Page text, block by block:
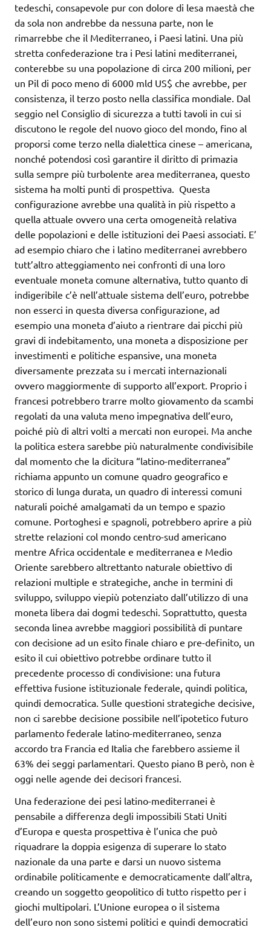
tedeschi, consapevole pur con dolore di lesa maestà che
da sola non andrebbe da nessuna parte, non le
rimarrebbe che il Mediterraneo, i Paesi latini. Una più
stretta confederazione tra i Pesi latini mediterranei,
conterebbe su una popolazione di circa 200 milioni, per
un Pil di poco meno di 6000 mld US$ che avrebbe, per
consistenza, il terzo posto nella classifica mondiale. Dal
seggio nel Consiglio di sicurezza a tutti tavoli in cui si
discutono le regole del nuovo gioco del mondo, fino al
proporsi come terzo nella dialettica cinese – americana,
nonché potendosi così garantire il diritto di primazia
sulla sempre più turbolente area mediterranea, questo
sistema ha molti punti di prospettiva. Questa
configurazione avrebbe una qualità in più rispetto a
quella attuale ovvero una certa omogeneità relativa
delle popolazioni e delle istituzioni dei Paesi associati. E’
ad esempio chiaro che i latino mediterranei avrebbero
tutt’altro atteggiamento nei confronti di una loro
eventuale moneta comune alternativa, tutto quanto di
indigeribile c’è nell’attuale sistema dell’euro, potrebbe
non esserci in questa diversa configurazione, ad
esempio una moneta d’aiuto a rientrare dai picchi più
gravi di indebitamento, una moneta a disposizione per
investimenti e politiche espansive, una moneta
diversamente prezzata su i mercati internazionali
ovvero maggiormente di supporto all’export. Proprio i
francesi potrebbero trarre molto giovamento da scambi
regolati da una valuta meno impegnativa dell’euro,
poiché più di altri volti a mercati non europei. Ma anche
la politica estera sarebbe più naturalmente condivisibile
dal momento che la dicitura “latino-mediterranea”
richiama appunto un comune quadro geografico e
storico di lunga durata, un quadro di interessi comuni
naturali poiché amalgamati da un tempo e spazio
comune. Portoghesi e spagnoli, potrebbero aprire a più
strette relazioni col mondo centro-sud americano
mentre Africa occidentale e mediterranea e Medio
Oriente sarebbero altrettanto naturale obiettivo di
relazioni multiple e strategiche, anche in termini di
sviluppo, sviluppo viepiù potenziato dall’utilizzo di una
moneta libera dai dogmi tedeschi. Soprattutto, questa
seconda linea avrebbe maggiori possibilità di puntare
con decisione ad un esito finale chiaro e pre-definito, un
esito il cui obiettivo potrebbe ordinare tutto il
precedente processo di condivisione: una futura
effettiva fusione istituzionale federale, quindi politica,
quindi democratica. Sulle questioni strategiche decisive,
non ci sarebbe decisione possibile nell’ipotetico futuro
parlamento federale latino-mediterraneo, senza
accordo tra Francia ed Italia che farebbero assieme il
63% dei seggi parlamentari. Questo piano B però, non è
oggi nelle agende dei decisori francesi.
Una federazione dei pesi latino-mediterranei è
pensabile a differenza degli impossibili Stati Uniti
d’Europa e questa prospettiva è l’unica che può
riquadrare la doppia esigenza di superare lo stato
nazionale da una parte e darsi un nuovo sistema
ordinabile politicamente e democraticamente dall’altra,
creando un soggetto geopolitico di tutto rispetto per i
giochi multipolari. L’Unione europea o il sistema
dell’euro non sono sistemi politici e quindi democratici